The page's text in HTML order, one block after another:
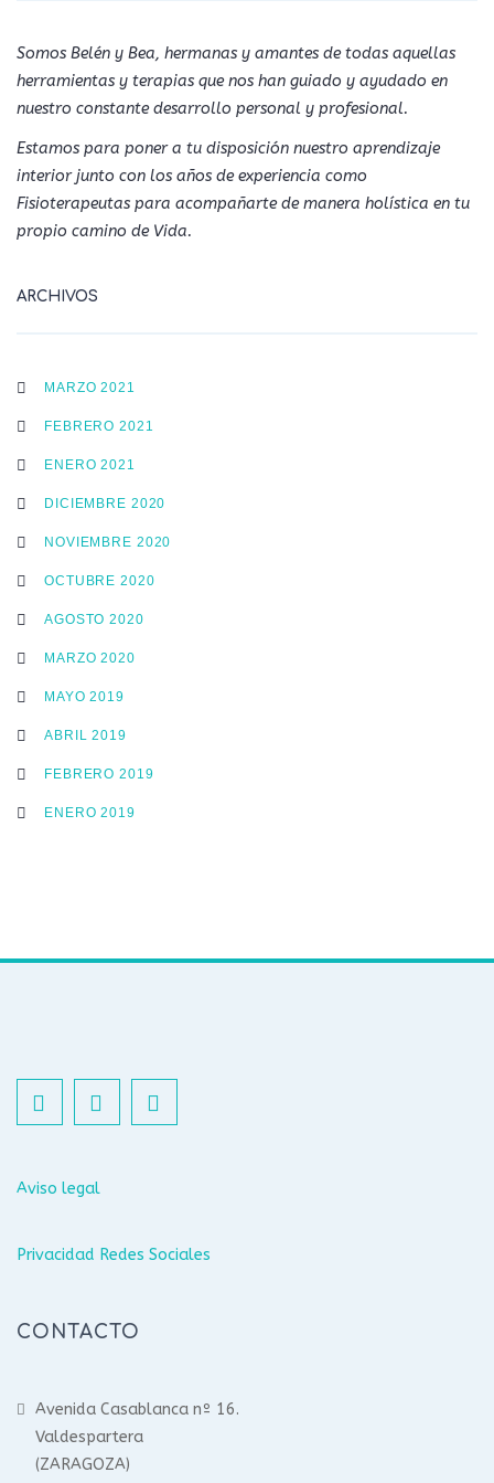
Somos Belén y Bea, hermanas y amantes de todas aquellas
herramientas y terapias que nos han guiado y ayudado en
nuestro constante desarrollo personal y profesional.
Estamos para poner a tu disposición nuestro aprendizaje
interior junto con los años de experiencia como
Fisioterapeutas para acompañarte de manera holística en tu
propio camino de Vida.
ARCHIVOS
MARZO 2021
FEBRERO 2021
ENERO 2021
DICIEMBRE 2020
NOVIEMBRE 2020
OCTUBRE 2020
AGOSTO 2020
MARZO 2020
MAYO 2019
ABRIL 2019
FEBRERO 2019
ENERO 2019
Aviso legal
Privacidad Redes Sociales
CONTACTO
Avenida Casablanca nº 16.
Valdespartera
(ZARAGOZA)